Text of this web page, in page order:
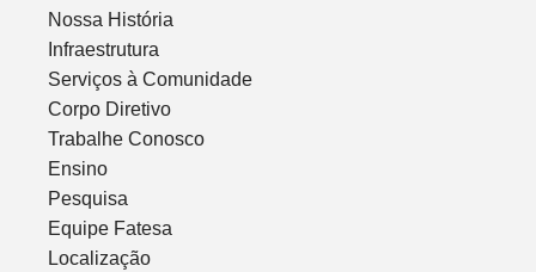
Nossa História
Infraestrutura
Serviços à Comunidade
Corpo Diretivo
Trabalhe Conosco
Ensino
Pesquisa
Equipe Fatesa
Localização